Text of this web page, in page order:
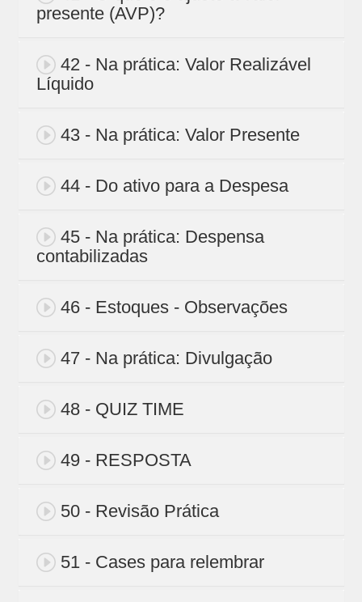
presente (AVP)?
42 - Na prática: Valor Realizável
Líquido
43 - Na prática: Valor Presente
44 - Do ativo para a Despesa
45 - Na prática: Despensa
contabilizadas
46 - Estoques - Observações
47 - Na prática: Divulgação
48 - QUIZ TIME
49 - RESPOSTA
50 - Revisão Prática
51 - Cases para relembrar